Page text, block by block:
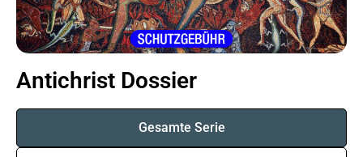
Antichrist Dossier
Gesamte Serie